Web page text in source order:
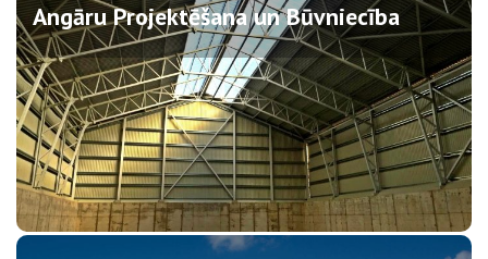
Angāru Projektēšana un Būvniecība